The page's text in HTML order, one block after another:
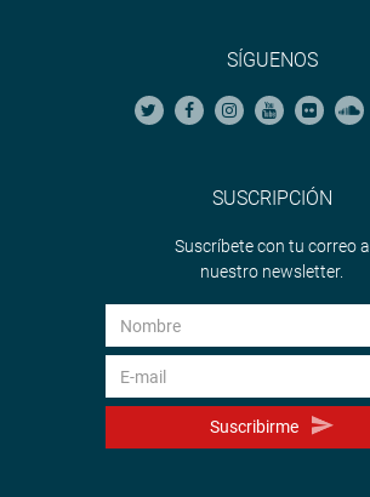
SÍGUENOS
SUSCRIPCIÓN
Suscríbete con tu correo a
nuestro newsletter.
Suscribirme